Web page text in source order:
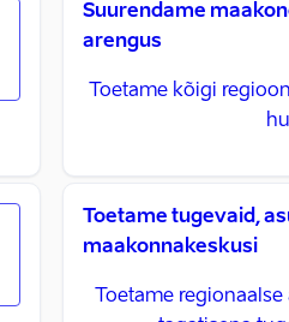
Suurendame
arengus
Toetame kõigi
Toetame tugevaid,
maakonnakeskusi
Toetame